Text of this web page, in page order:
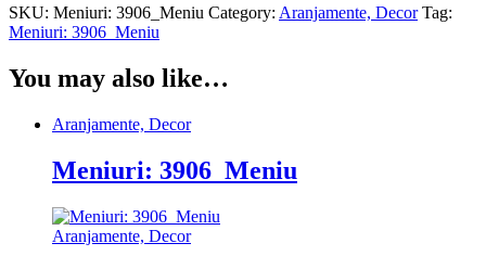
SKU: Meniuri: 3906_Meniu Category: Aranjamente, Decor Tag:
Meniuri: 3906_Meniu
You may also like…
Aranjamente, Decor
Meniuri: 3906_Meniu
Aranjamente, Decor